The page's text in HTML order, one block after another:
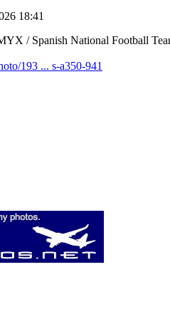
18:41
/ Spanish National Football
193 ... s-a350-941